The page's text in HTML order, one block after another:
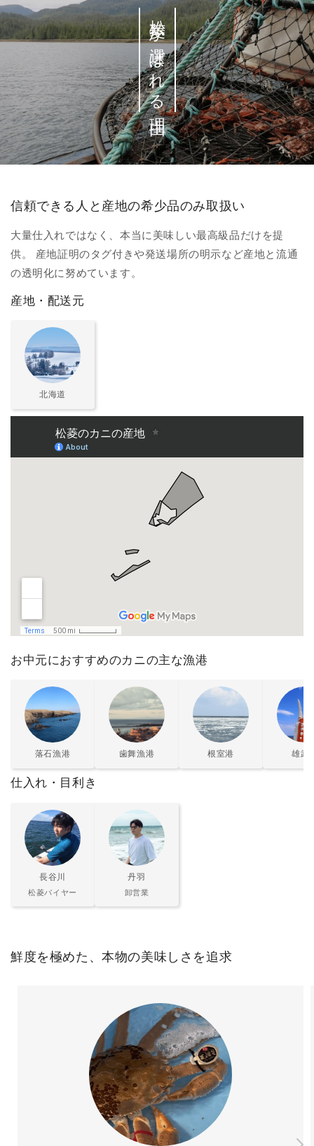
松菱が選ばれる理由
信頼できる人と産地の希少品のみ取扱い
大量仕入れではなく、本当に美味しい最高級品だけを提
供。 産地証明のタグ付きや発送場所の明示など産地と流通
の透明化に努めています。
産地・配送元
北海道
お中元におすすめのカニの主な漁港
落石漁港 歯舞漁港 根室港 雄武
仕入れ・目利き
長谷川
松菱バイヤー
丹羽
卸営業
鮮度を極めた、本物の美味しさを追求